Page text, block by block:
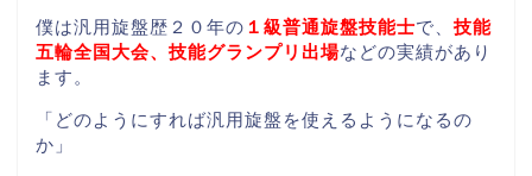
僕は汎用旋盤歴２０年の １級普通旋盤技能士で、 技能
五輪全国大会、技能グランプリ出場などの実績があり
ます。
「どのようにすれば汎用旋盤を使えるようになるの
か」